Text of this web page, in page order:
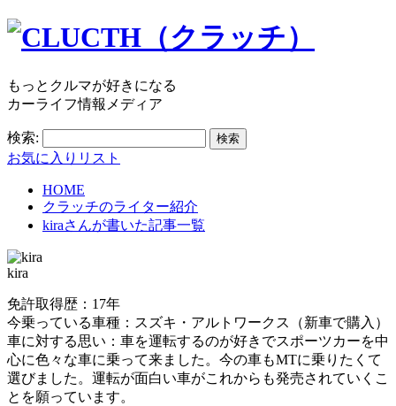
もっとクルマが好きになる
カーライフ情報メディア
検索:
お気に入りリスト
HOME
クラッチのライター紹介
kiraさんが書いた記事一覧
kira
免許取得歴：17年
今乗っている車種：スズキ・アルトワークス（新車で購入）
車に対する思い：車を運転するのが好きでスポーツカーを中
心に色々な車に乗って来ました。今の車もMTに乗りたくて
選びました。運転が面白い車がこれからも発売されていくこ
とを願っています。